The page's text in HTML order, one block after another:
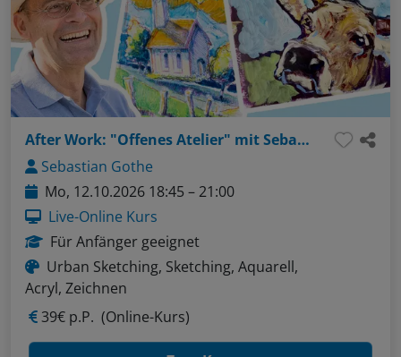
After Work: "Offenes Atelier" mit Sebastian - Thema: ganz einfach Autos sketchen! (Fineliner und graue Marker)
Sebastian Gothe
Mo, 12.10.2026 18:45 – 21:00
Live-Online Kurs
Für Anfänger geeignet
Urban Sketching, Sketching, Aquarell,
Acryl, Zeichnen
39€ p.P. (Online-Kurs)